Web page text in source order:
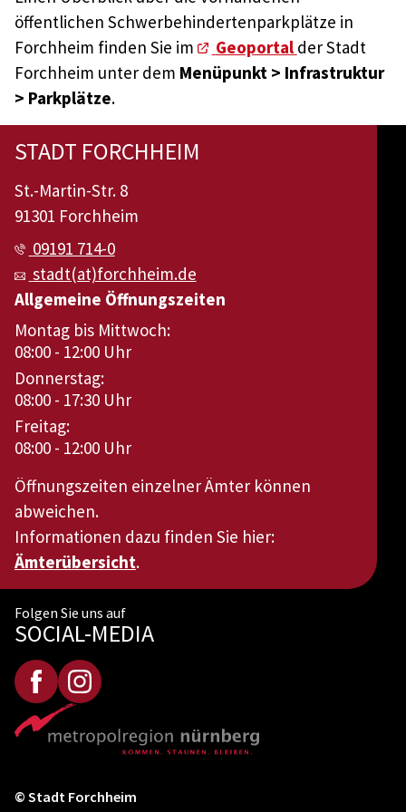
öffentlichen Schwerbehindertenparkplätze in
Forchheim finden Sie im
Geoportal der Stadt
Forchheim unter dem Menüpunkt > Infrastruktur
> Parkplätze.
STADT FORCHHEIM
St.-Martin-Str. 8
91301 Forchheim
09191 714-0
stadt(at)forchheim.de
Allgemeine Öffnungszeiten
Montag bis Mittwoch:
08:00 - 12:00 Uhr
Donnerstag:
08:00 - 17:30 Uhr
Freitag:
08:00 - 12:00 Uhr
Öffnungszeiten einzelner Ämter können
abweichen.
Informationen dazu finden Sie hier:
Ämterübersicht.
Folgen Sie uns auf
SOCIAL-MEDIA
© Stadt Forchheim